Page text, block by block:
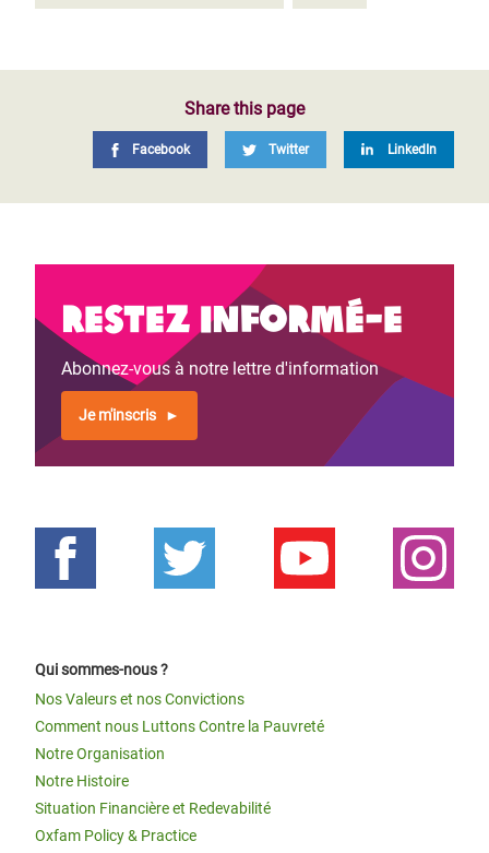
Share this page
Facebook Twitter LinkedIn
Restez informé-e
Abonnez-vous à notre lettre d'information
Je m'inscris
Qui sommes-nous ?
Nos Valeurs et nos Convictions
Comment nous Luttons Contre la Pauvreté
Notre Organisation
Notre Histoire
Situation Financière et Redevabilité
Oxfam Policy & Practice